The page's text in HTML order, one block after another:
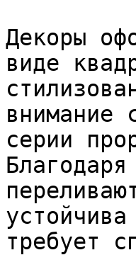
Декоры
виде
внимание
серии
требует